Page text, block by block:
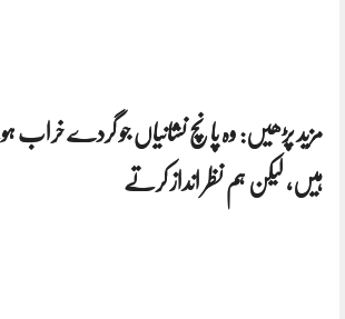
مزید پڑھیں: وہ پانچ نشانیاں جو گردے خراب
ہیں، لیکن ہم نظر انداز کرتے